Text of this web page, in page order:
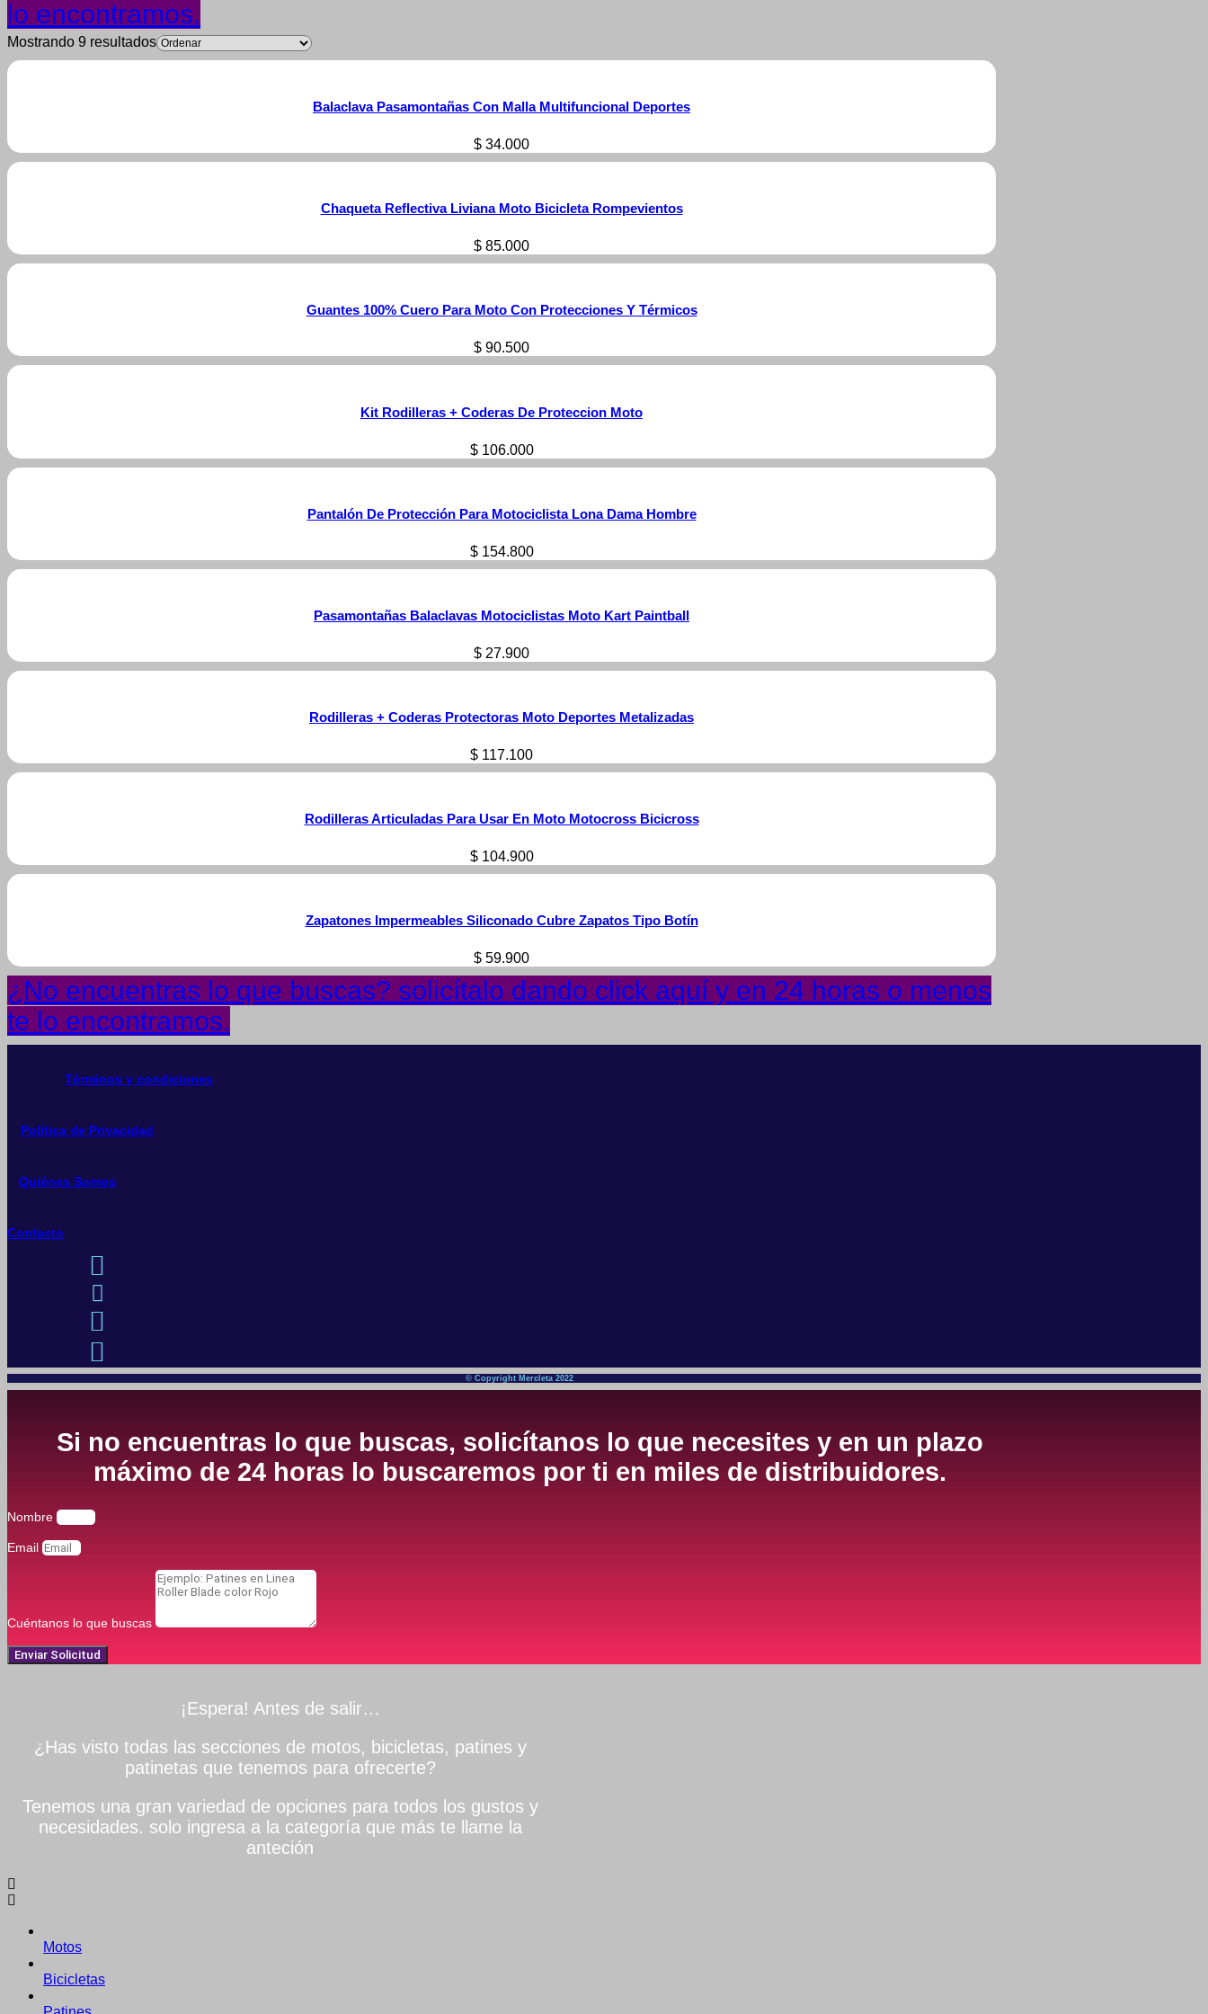
lo encontramos.
Mostrando 9 resultados
Balaclava Pasamontañas Con Malla Multifuncional Deportes
$ 34.000
Chaqueta Reflectiva Liviana Moto Bicicleta Rompevientos
$ 85.000
Guantes 100% Cuero Para Moto Con Protecciones Y Térmicos
$ 90.500
Kit Rodilleras + Coderas De Proteccion Moto
$106.000
Pantalón De Protección Para Motociclista Lona Dama Hombre
$154.800
Pasamontañas Balaclavas Motociclistas Moto Kart Paintball
$ 27.900
Rodilleras + Coderas Protectoras Moto Deportes Metalizadas
$ 117.100
Rodilleras Articuladas Para Usar En Moto Motocross Bicicross
$104.900
Zapatones Impermeables Siliconado Cubre Zapatos Tipo Botín
$ 59.900
¿No encuentras lo que buscas? solicítalo dando click aquí y en 24 horas o menos
te lo encontramos.
Términos y condiciones
Política de Privacidad
Quiénes Somos
Contacto
© Copyright Mercleta 2022
Si no encuentras lo que buscas, solicítanos lo que necesites y en un plazo
máximo de 24 horas lo buscaremos por ti en miles de distribuidores.
Nombre
Email
Cuéntanos lo que buscas
Enviar Solicitud
¡Espera! Antes de salir…
¿Has visto todas las secciones de motos, bicicletas, patines y
patinetas que tenemos para ofrecerte?
Tenemos una gran variedad de opciones para todos los gustos y
necesidades. solo ingresa a la categoría que más te llame la
anteción
Motos
Bicicletas